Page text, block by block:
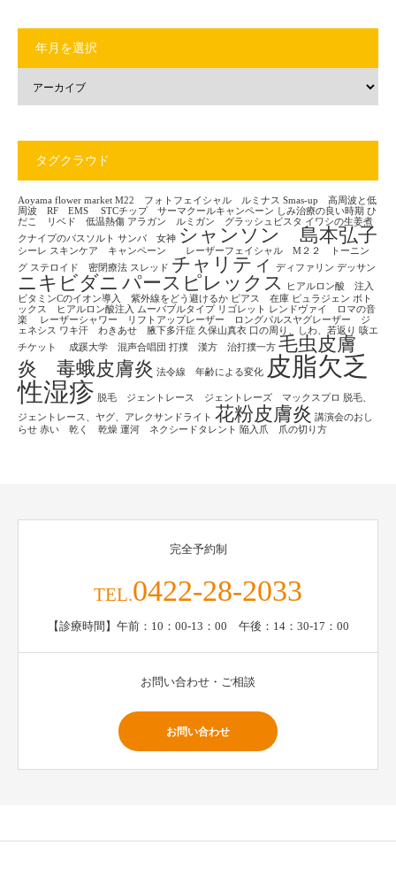
年月を選択
タグクラウド
Aoyama flower market M22 フォトフェイシャル ルミナス Smas-up 高周波と低
周波 RF EMS
STCチップ サーマクールキャンペーン しみ治療の良い時期 ひ
だこ リベド 低温熱傷 アラガン ルミガン グラッシュビスタ イワシの生姜煮
クナイプのバスソルト サンバ 女神 シャンソン 島本弘子
シーレ スキンケア キャンペーン レーザーフェイシャル M２２ トーニン
グ ステロイド 密閉療法 スレッド チャリティ ディファリン デッサン
ニキビダニ パースピレックス
ヒアルロン酸 注入
ビタミンCのイオン導入 紫外線をどう避けるか ピアス 在庫 ピュラジェン ボト
ックス ヒアルロン酸注入
ムーバブルタイプ リゴレット レンドヴァイ ロマの音
楽
レーザーシャワー リフトアップレーザー ロングパルスヤグレーザー ジ
ェネシス ワキ汗 わきあせ 腋下多汗症 久保山真衣 口の周り、しわ、若返り 咳エ
チケット
成蹊大学 混声合唱団 打撲 漢方 治打撲一方 毛虫皮膚
炎 毒蛾皮膚炎 法令線 年齢による変化
皮脂欠乏
性湿疹 脱毛 ジェントレース ジェントレーズ マックスプロ
脱毛、
ジェントレース、ヤグ、アレクサンドライト 花粉皮膚炎 講演会のおし
らせ 赤い 乾く 乾燥 運河 ネクシードタレント 陥入爪 爪の切り方
完全予約制
TEL.0422-28-2033
【診療時間】午前：10：00-13：00 午後：14：30-17：00
お問い合わせ・ご相談
お問い合わせ